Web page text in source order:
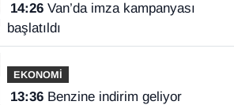
14:26Van’da imza kampanyası
başlatıldı
EKONOMİ
13:36 Benzine indirim geliyor